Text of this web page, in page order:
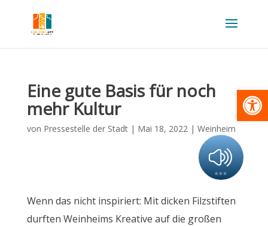
Eine gute Basis für noch
mehr Kultur
von Pressestelle der Stadt| Mai 18, 2022| Weinheim
Wenn das nicht inspiriert: Mit dicken Filzstiften
durften Weinheims Kreative auf die großen